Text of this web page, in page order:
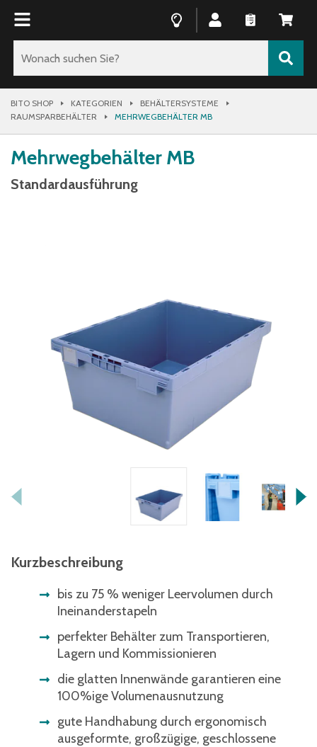
BITO SHOP KATEGORIEN
BEHÄLTERSYSTEME
RAUMSPARBEHÄLTER
MEHRWEGBEHÄLTER MB
Mehrwegbehälter MB
Standardausführung
Kurzbeschreibung
bis zu 75 % weniger Leervolumen durch
Ineinanderstapeln
perfekter Behälter zum Transportieren,
Lagern und Kommissionieren
die glatten Innenwände garantieren eine
100%ige Volumenausnutzung
gute Handhabung durch ergonomisch
ausgeformte, großzügige, geschlossene